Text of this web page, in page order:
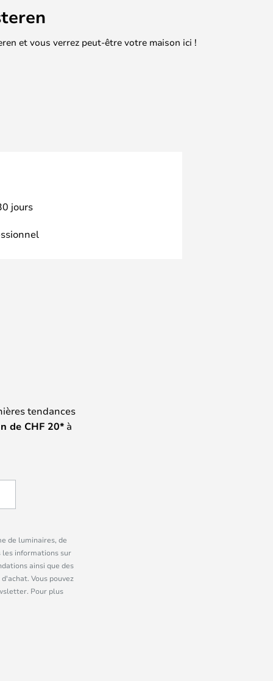
et vous verrez peut-être votre maison ici !
jours
tendances
de CHF 20*à
de luminaires, de
les informations sur
ainsi que des
Vous pouvez
Pour plus